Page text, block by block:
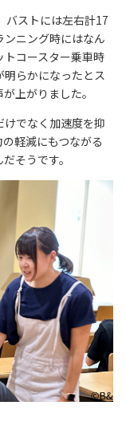
バストには左右計17
ニング時にはなん
トコースター乗車時
らかになったとス
上がりました。
でなく加速度を抑
軽減にもつながる
そうです。